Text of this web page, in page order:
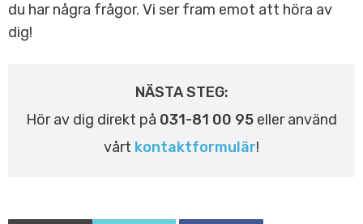
du har några frågor. Vi ser fram emot att höra av
dig!
NÄSTA STEG:
Hör av dig direkt på 031-81 00 95 eller använd
vårt kontaktformulär!